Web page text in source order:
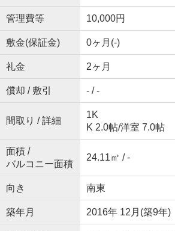
管理費等 10,000円
敷金(保証金) 0ヶ月(-)
礼金 2ヶ月
償却 / 敷引 - / -
間取り / 詳細
1K
K 2.0帖/洋室 7.0帖
面積 /
バルコニー面積
24.11㎡ / -
向き 南東
築年月 2016年 12月(築9年)